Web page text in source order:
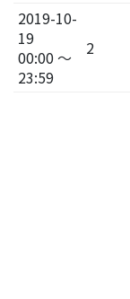
2019-10-
19
00:00 ～
23:59
2